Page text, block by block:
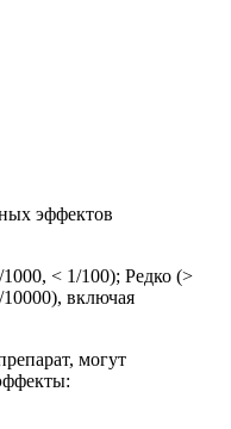
эффектов
1000, < 1/100); Редко (>
включая
могут